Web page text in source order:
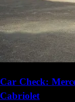
Car Check:
Cabriolet